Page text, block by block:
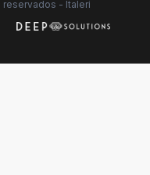
- Italeri